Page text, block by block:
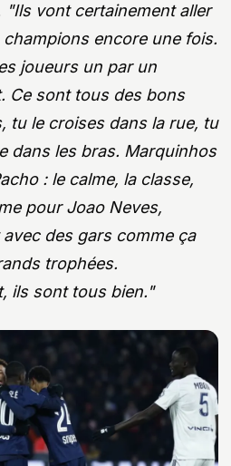
"Ils vont certainement aller
encore une fois.
joueurs un par un
Ce sont tous des bons
tu le croises dans la rue, tu
dans les bras. Marquinhos
: le calme, la classe,
pour Joao Neves,
avec des gars comme ça
trophées.
ils sont tous bien."